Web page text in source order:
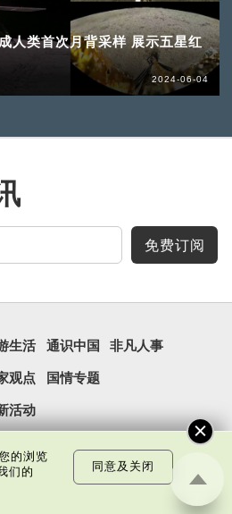
人类首次月背采样 展示五星红
2024-06-04
免费订阅
生活 通识中国 非凡人事
观点 国情专题
活动
的浏览
们的
同意及关闭